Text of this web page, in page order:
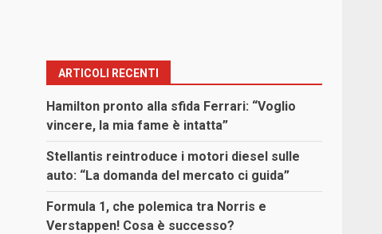
ARTICOLI RECENTI
Hamilton pronto alla sfida Ferrari: “Voglio
vincere, la mia fame è intatta”
Stellantis reintroduce i motori diesel sulle
auto: “La domanda del mercato ci guida”
Formula 1, che polemica tra Norris e
Verstappen! Cosa è successo?